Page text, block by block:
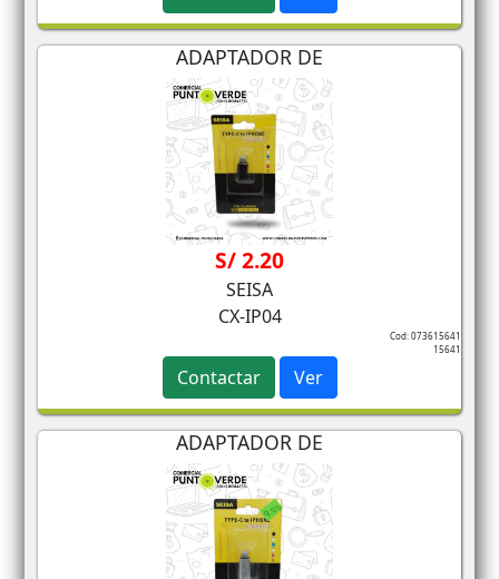
ADAPTADOR DE
S/ 2.20
SEISA
CX-IP04
Cod: 073615641
15641
Contactar Ver
ADAPTADOR DE